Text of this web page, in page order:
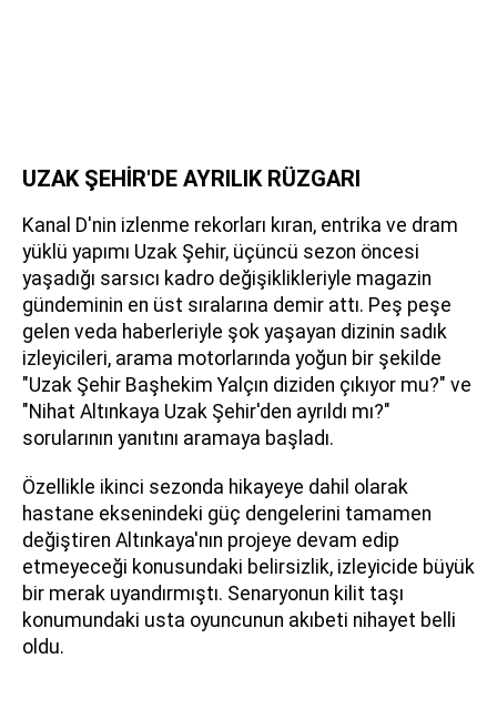
UZAK ŞEHİR'DE AYRILIK RÜZGARI
Kanal D'nin izlenme rekorları kıran, entrika ve dram
yüklü yapımı Uzak Şehir, üçüncü sezon öncesi
yaşadığı sarsıcı kadro değişiklikleriyle magazin
gündeminin en üst sıralarına demir attı. Peş peşe
gelen veda haberleriyle şok yaşayan dizinin sadık
izleyicileri, arama motorlarında yoğun bir şekilde
"Uzak Şehir Başhekim Yalçın diziden çıkıyor mu?" ve
"Nihat Altınkaya Uzak Şehir'den ayrıldı mı?"
sorularının yanıtını aramaya başladı.
Özellikle ikinci sezonda hikayeye dahil olarak
hastane eksenindeki güç dengelerini tamamen
değiştiren Altınkaya'nın projeye devam edip
etmeyeceği konusundaki belirsizlik, izleyicide büyük
bir merak uyandırmıştı. Senaryonun kilit taşı
konumundaki usta oyuncunun akıbeti nihayet belli
oldu.